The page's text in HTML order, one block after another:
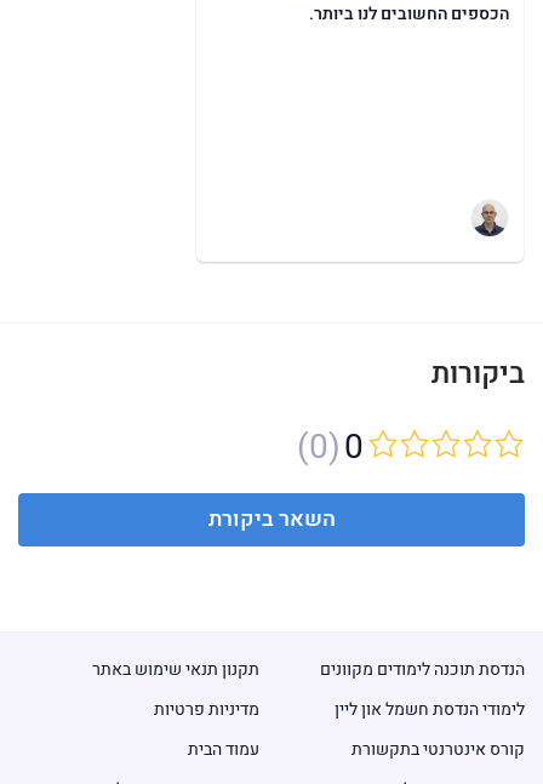
הכספים החשובים לנו ביותר.
ביקורות
(0)0
השאר ביקורת
תקנון תנאי שימוש באתר
מדיניות פרטיות
עמוד הבית
הנדסת תוכנה לימודים מקוונים
לימודי הנדסת חשמל און ליין
קורס אינטרנטי בתקשורת